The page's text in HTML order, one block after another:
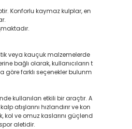
Konforlu kaymaz kulplar, en
veya kauçuk malzemelerde
bağlı olarak, kullanıcıların t
göre farklı seçenekler bulunm
kullanılan etkili bir araçtır. A
atışlarını hızlandırır ve kon
kol ve omuz kaslarını güçlend
aletidir.